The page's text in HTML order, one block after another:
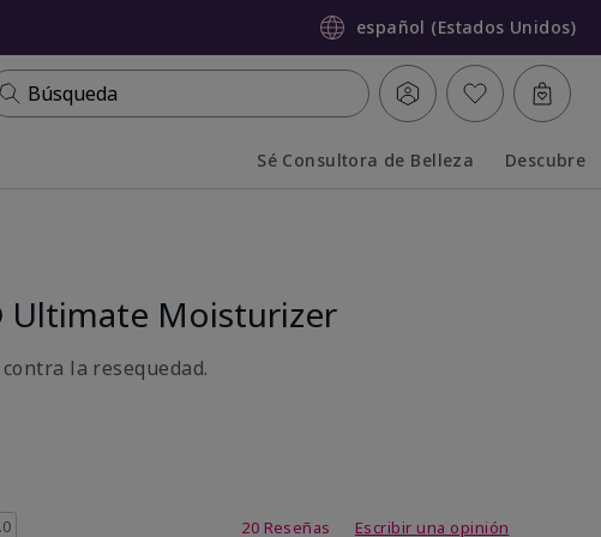
español (Estados Unidos)
Búsqueda
Sé Consultora de Belleza Descubre
Ultimate Moisturizer
la resequedad.
de 3,7 de 5
20 Reseñas Escribir una opinión